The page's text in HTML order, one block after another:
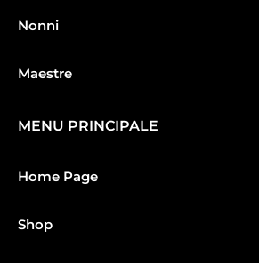
Nonni
Maestre
MENU PRINCIPALE
Home Page
Shop